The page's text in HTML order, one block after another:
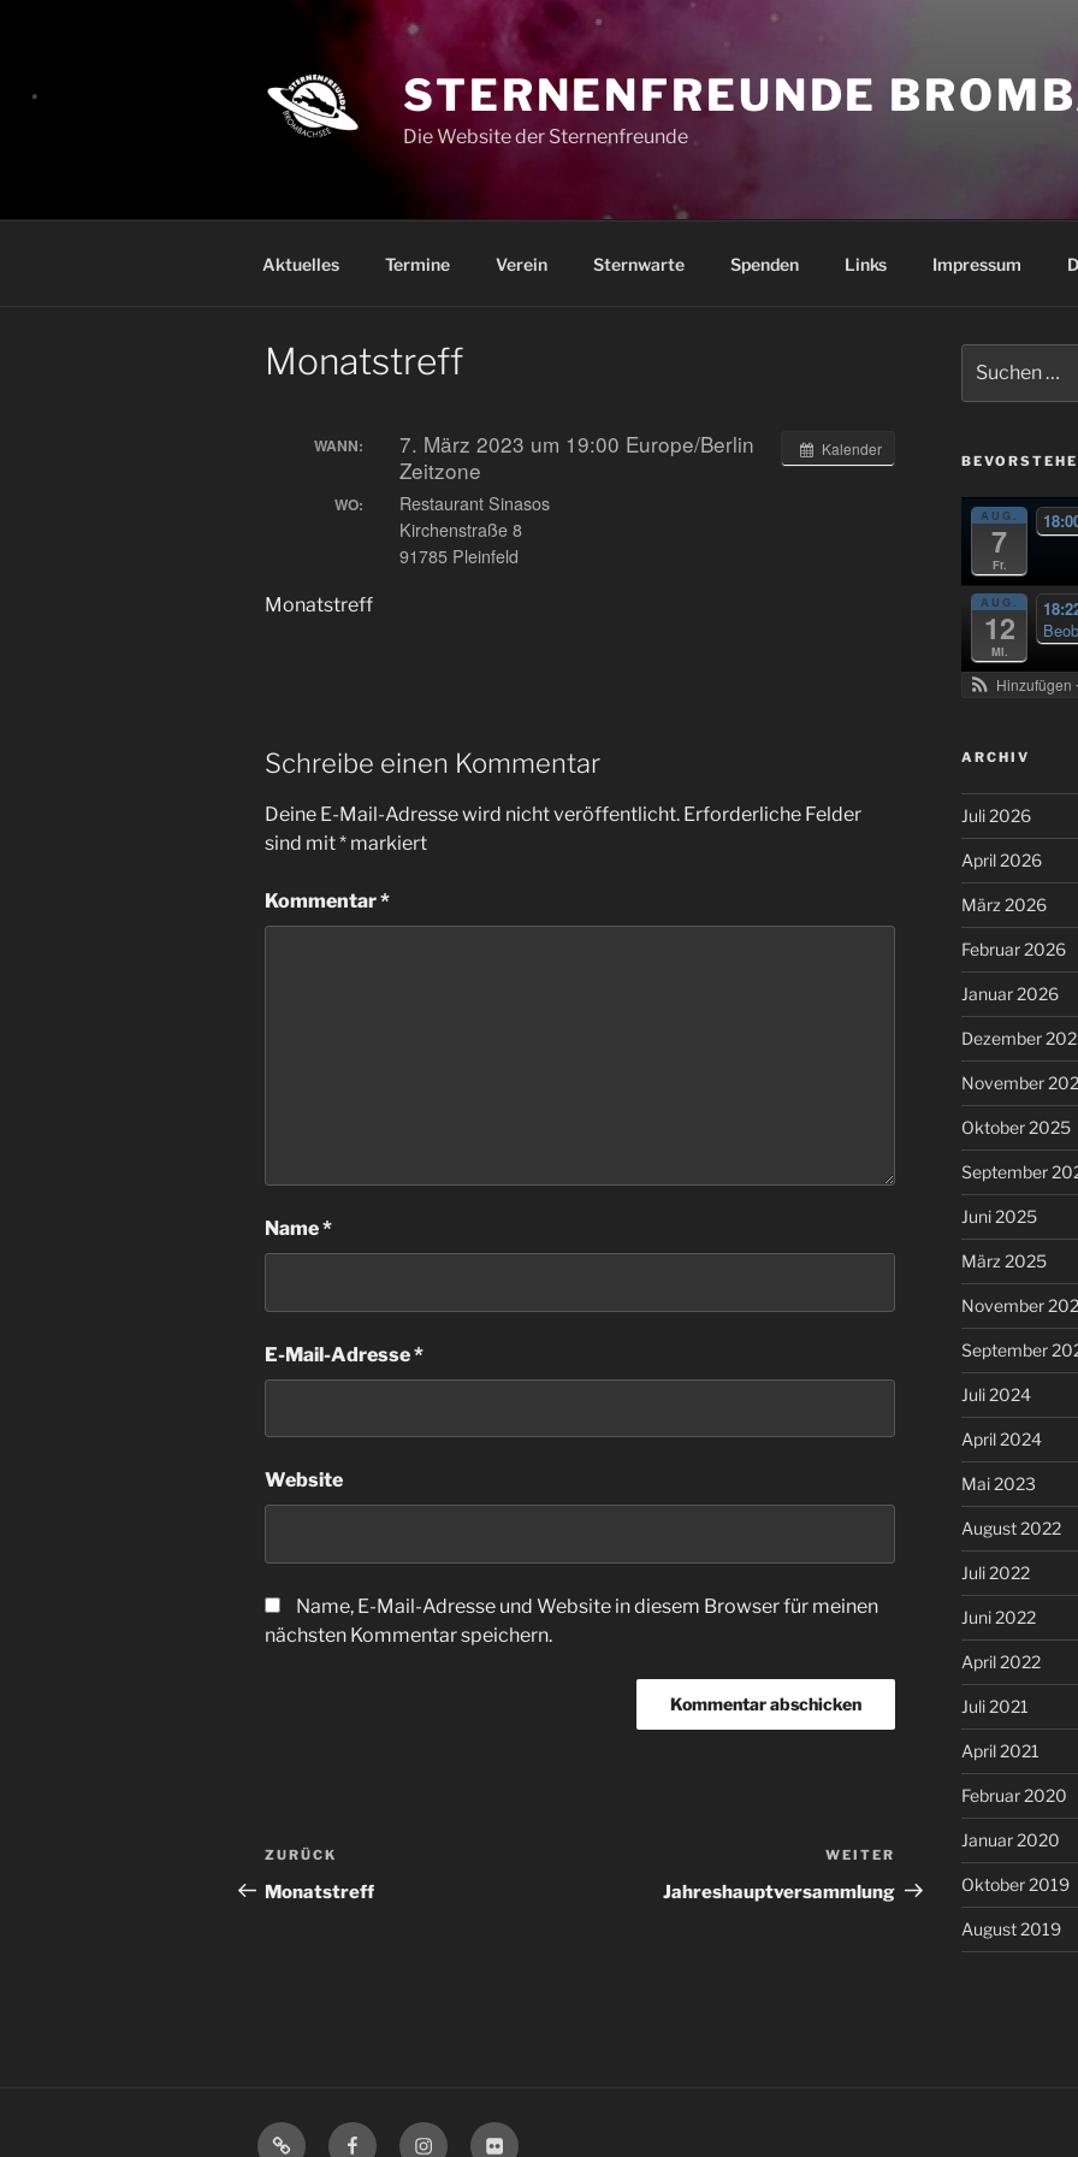
STERNENFREUNDE
Die Website der Sternenfreunde
Aktuelles Termine Verein Sternwarte Spenden Links Impressum
Monatstreff
Kalender
WANN: 7. März 2023 um 19:00 Europe/Berlin
Zeitzone
WO:
Restaurant Sinasos
Kirchenstraße 8
91785 Pleinfeld
Monatstreff
Schreibe einen Kommentar
Deine E-Mail-Adresse wird nicht veröffentlicht. Erforderliche Felder
sind mit* markiert
Kommentar*
Name*
E-Mail-Adresse*
Website
Name, E-Mail-Adresse und Website in diesem Browser für meinen
nächsten Kommentar speichern.
Beitragsnavigation
Vorheriger
Beitrag
ZURÜCK
Monatstreff
Nächster
Beitrag
WEITER
Jahreshauptversammlung
nach:
AUG.
7
Fr.
AUG.
12
Mi.
Hinzufügen
ARCHIV
Juli 2026
April 2026
März 2026
Februar 2026
Januar 2026
Dezember
November
Oktober 2025
September
Juni 2025
März 2025
November
September
Juli 2024
April 2024
Mai 2023
August 2022
Juli 2022
Juni 2022
April 2022
Juli 2021
April 2021
Februar 2020
Januar 2020
Oktober 2019
August 2019
MastodonFacebookInstagramFlickr